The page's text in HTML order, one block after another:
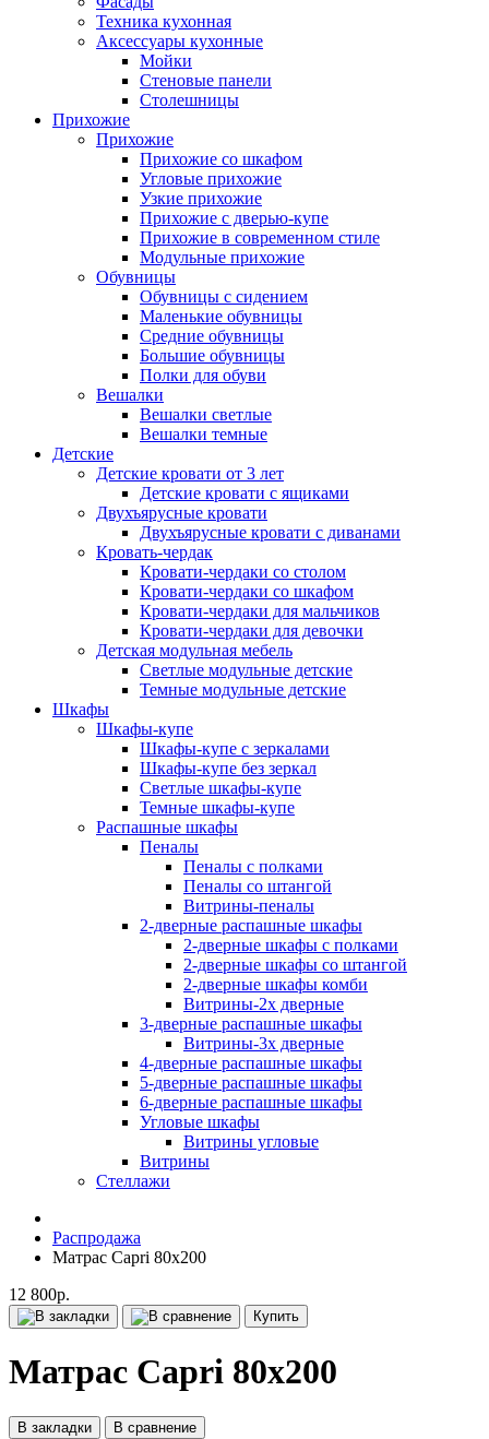
Техника кухонная
Аксессуары кухонные
Мойки
Стеновые панели
Столешницы
Прихожие
Прихожие
Прихожие со шкафом
Угловые прихожие
Узкие прихожие
Прихожие с дверью-купе
Прихожие в современном стиле
Модульные прихожие
Обувницы
Обувницы с сидением
Маленькие обувницы
Средние обувницы
Большие обувницы
Полки для обуви
Вешалки
Вешалки светлые
Вешалки темные
Детские
Детские кровати от 3 лет
Детские кровати с ящиками
Двухъярусные кровати
Двухъярусные кровати с диванами
Кровать-чердак
Кровати-чердаки со столом
Кровати-чердаки со шкафом
Кровати-чердаки для мальчиков
Кровати-чердаки для девочки
Детская модульная мебель
Светлые модульные детские
Темные модульные детские
Шкафы
Шкафы-купе
Шкафы-купе с зеркалами
Шкафы-купе без зеркал
Светлые шкафы-купе
Темные шкафы-купе
Распашные шкафы
Пеналы
Пеналы с полками
Пеналы со штангой
Витрины-пеналы
2-дверные распашные шкафы
2-дверные шкафы с полками
2-дверные шкафы со штангой
2-дверные шкафы комби
Витрины-2х дверные
3-дверные распашные шкафы
Витрины-3х дверные
4-дверные распашные шкафы
5-дверные распашные шкафы
6-дверные распашные шкафы
Угловые шкафы
Витрины угловые
Витрины
Стеллажи
Распродажа
Матрас Capri 80х200
12 800р.
Купить
Матрас Capri 80х200
В закладки В сравнение